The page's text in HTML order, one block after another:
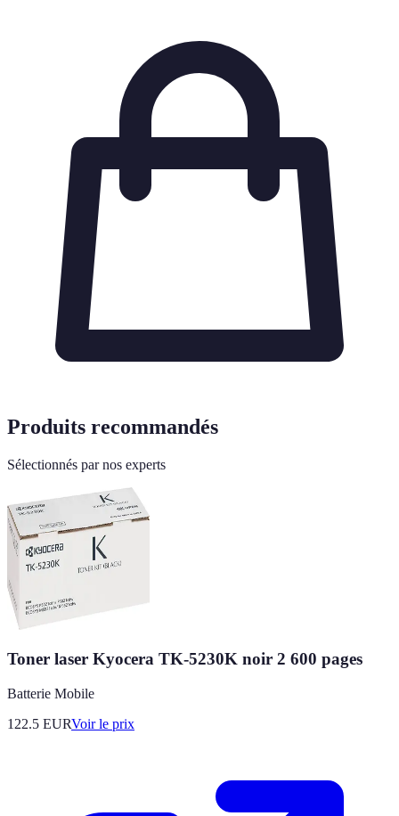
Produits recommandés
Sélectionnés par nos experts
Toner laser Kyocera TK-5230K noir 2 600 pages
Batterie Mobile
122.5 EURVoir le prix